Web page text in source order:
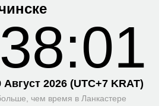
2026 (UTC+7 KRAT)
чем время в Ланкастере